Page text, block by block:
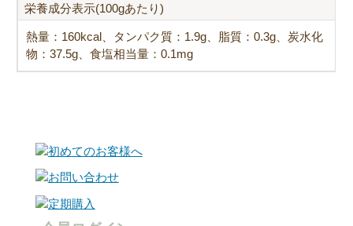
栄養成分表示(100gあたり)
熱量：160kcal、タンパク質：1.9g、脂質：0.3g、炭水化
物：37.5g、食塩相当量：0.1mg